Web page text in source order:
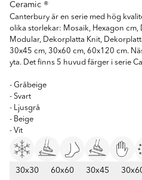
Ceramic ®
Canterbury är en serie med hög
olika storlekar: Mosaik, Hexagon
Modular, Dekorplatta Knit,
30x45 cm, 30x60 cm, 60x120 cm.
yta. Det finns 5 huvud färger i serie
- Gråbeige
- Svart
- Ljusgrå
- Beige
- Vit
30x30 60x60 30x45